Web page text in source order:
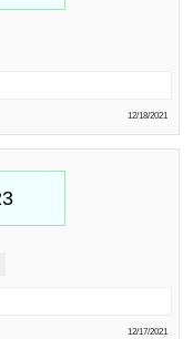
12/18/2021
12/17/2021